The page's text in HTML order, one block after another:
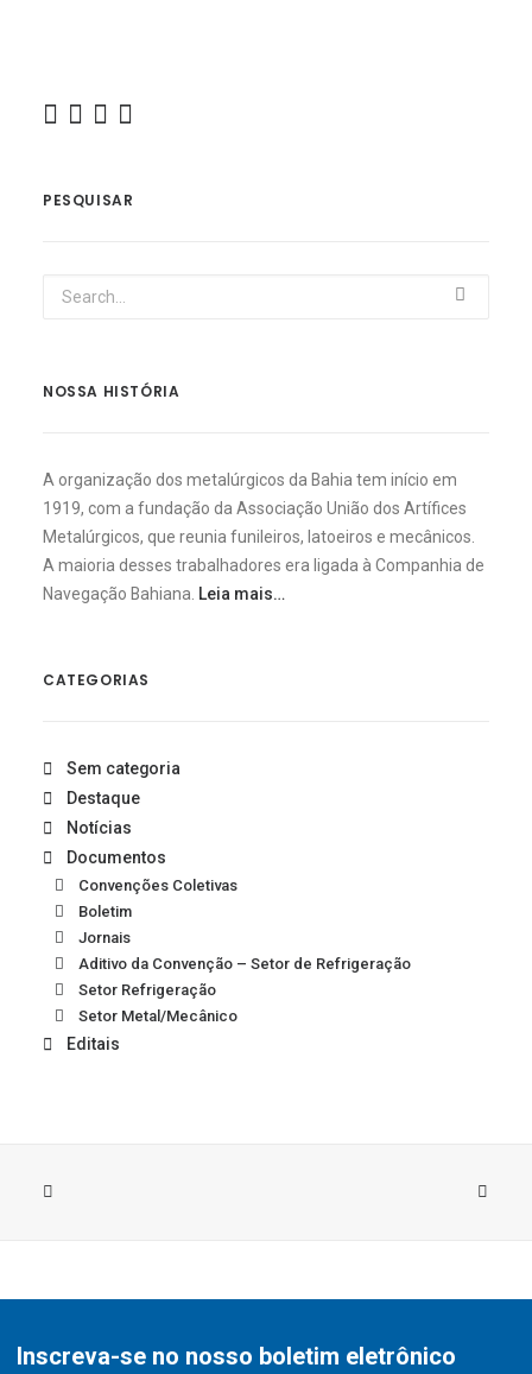
PESQUISAR
NOSSA HISTÓRIA
A organização dos metalúrgicos da Bahia tem início em
1919, com a fundação da Associação União dos Artífices
Metalúrgicos, que reunia funileiros, latoeiros e mecânicos.
A maioria desses trabalhadores era ligada à Companhia de
Navegação Bahiana. Leia mais…
CATEGORIAS
Sem categoria
Destaque
Notícias
Documentos
Convenções Coletivas
Boletim
Jornais
Aditivo da Convenção – Setor de Refrigeração
Setor Refrigeração
Setor Metal/Mecânico
Editais
Inscreva-se no nosso boletim eletrônico